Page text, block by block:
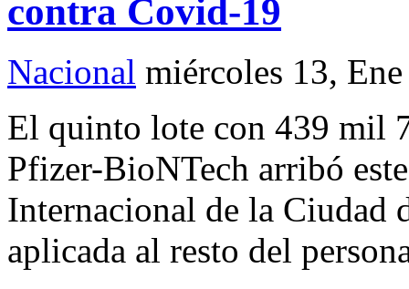
contra Covid-19
Nacional miércoles 13,
El quinto lote con 439 mil
Pfizer-BioNTech arribó
Internacional de la Ciudad
aplicada al resto del